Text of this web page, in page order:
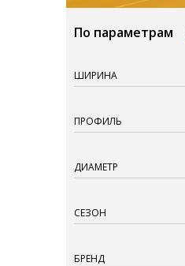
По параметрам
ШИРИНА
ПРОФИЛЬ
ДИАМЕТР
СЕЗОН
БРЕНД